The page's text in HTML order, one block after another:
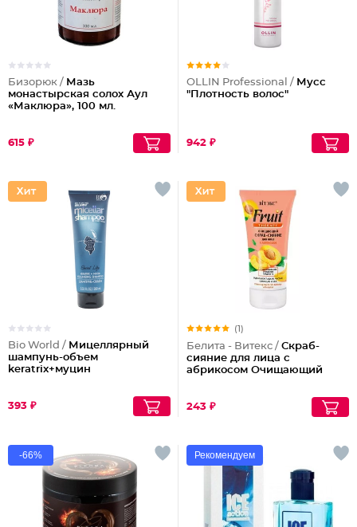
Бизорюк / Мазь
монастырская солох Аул
«Маклюра», 100 мл.
615 ₽
OLLIN Professional / Мусс
"Плотность волос"
942 ₽
Bio World / Мицеллярный
шампунь-объем
keratrix+муцин
393 ₽
(1)
Белита - Витекс / Скраб-
сияние для лица с
абрикосом Очищающий
243 ₽
-66% Рекомендуем